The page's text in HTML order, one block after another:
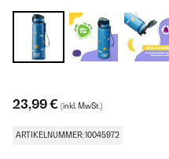
23,99 € (inkl. MwSt.)
ARTIKELNUMMER: 10045972